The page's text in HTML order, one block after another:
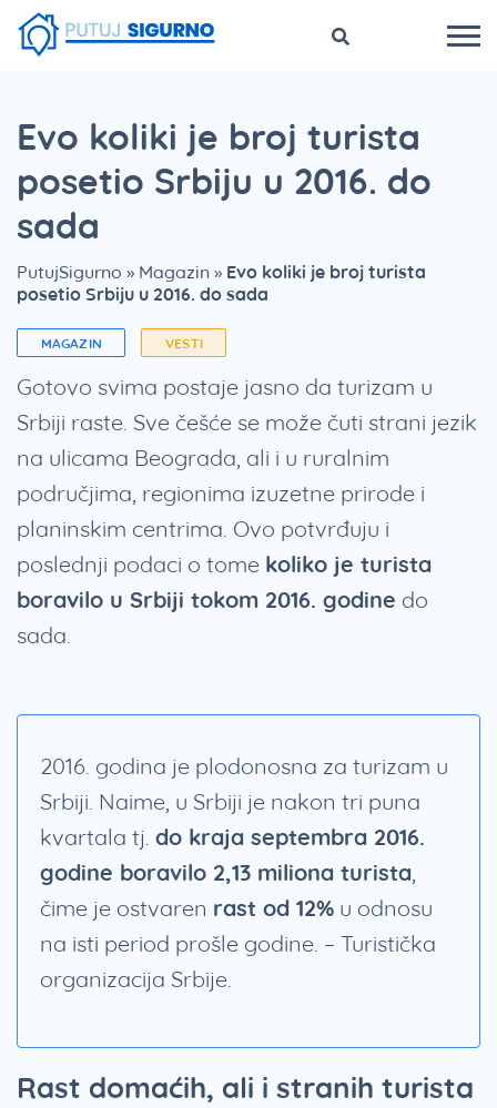
Evo koliki je broj turista
posetio Srbiju u 2016. do
sada
PutujSigurno » Magazin » Evo koliki je broj turista
posetio Srbiju u 2016. do sada
MAGAZIN VESTI
Gotovo svima postaje jasno da turizam u
Srbiji raste. Sve češće se može čuti strani jezik
na ulicama Beograda, ali i u ruralnim
područjima, regionima izuzetne prirode i
planinskim centrima. Ovo potvrđuju i
poslednji podaci o tome koliko je turista
boravilo u Srbiji tokom 2016. godine do
sada.
2016. godina je plodonosna za turizam u
Srbiji. Naime, u Srbiji je nakon tri puna
kvartala tj. do kraja septembra 2016.
godine boravilo 2,13 miliona turista,
čime je ostvaren rast od 12% u odnosu
na isti period prošle godine. – Turistička
organizacija Srbije.
Rast domaćih, ali i stranih turista